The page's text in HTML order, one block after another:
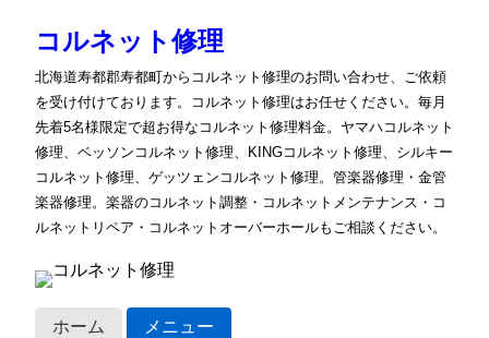
コルネット修理
北海道寿都郡寿都町からコルネット修理のお問い合わせ、ご依頼
を受け付けております。コルネット修理はお任せください。毎月
先着5名様限定で超お得なコルネット修理料金。ヤマハコルネット
修理、ベッソンコルネット修理、KINGコルネット修理、シルキー
コルネット修理、ゲッツェンコルネット修理。管楽器修理・金管
楽器修理。楽器のコルネット調整・コルネットメンテナンス・コ
ルネットリペア・コルネットオーバーホールもご相談ください。
ホーム メニュー